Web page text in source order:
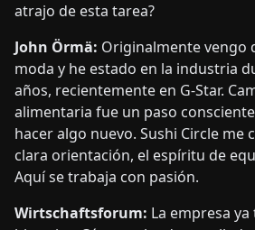
atrajo de esta tarea?
John Örmä: Originalmente vengo
moda y he estado en la industria
años, recientemente en G-Star.
alimentaria fue un paso
hacer algo nuevo. Sushi Circle me
clara orientación, el espíritu de
Aquí se trabaja con pasión.
Wirtschaftsforum: La empresa